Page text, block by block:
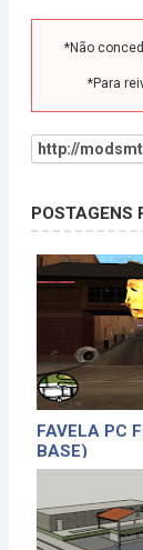
*Não
*Para
http://
POSTAGENS
FAVELA PC
BASE)